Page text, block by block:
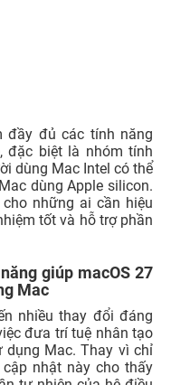
đầy đủ các tính năng
đặc biệt là nhóm tính
dùng Mac Intel có thể
dùng Apple silicon.
những ai cần hiệu
tốt và hỗ trợ phần
giúp macOS 27
Mac
nhiều thay đổi đáng
đưa trí tuệ nhân tạo
dụng Mac. Thay vì chỉ
nhật này cho thấy